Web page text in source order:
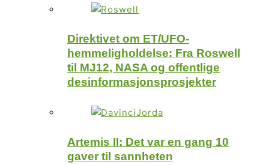
Direktivet om ET/UFO-
hemmeligholdelse: Fra Roswell
til MJ12, NASA og offentlige
desinformasjonsprosjekter
Artemis II: Det var en gang 10
gaver til sannheten